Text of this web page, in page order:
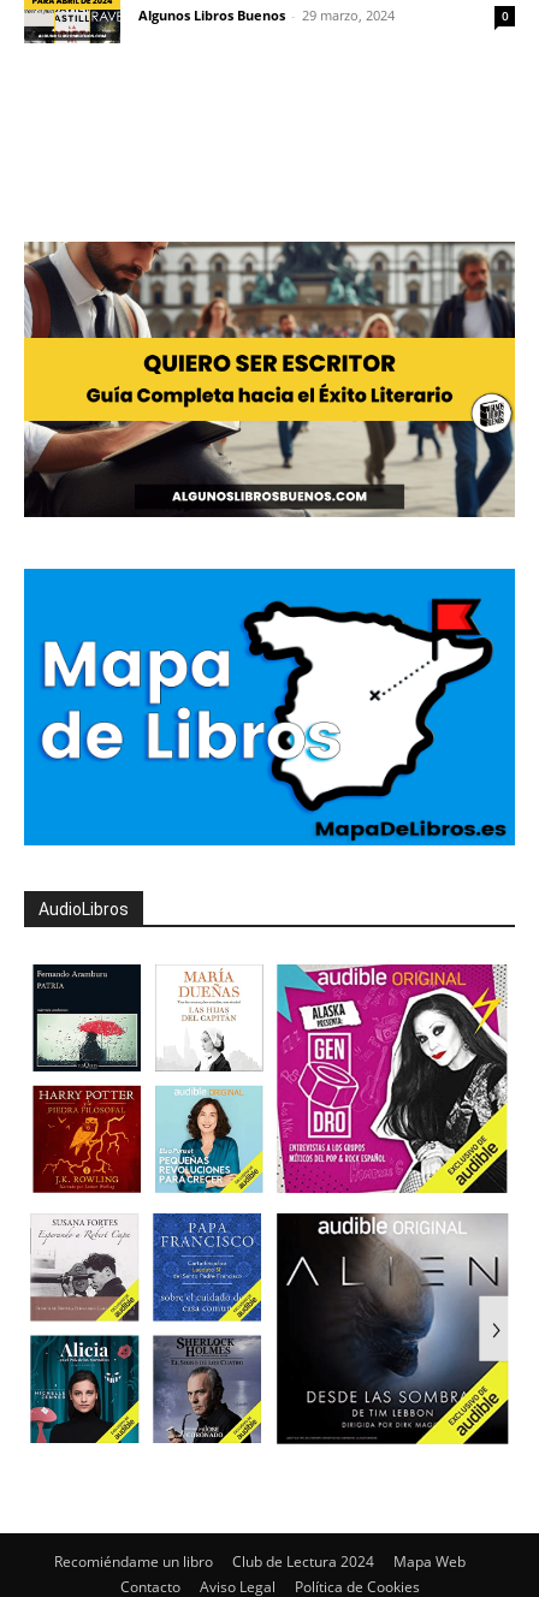
Algunos Libros Buenos - 29 marzo, 2024 0
AudioLibros
Recomiéndame un libro Club de Lectura 2024
Mapa Web
Contacto
Aviso Legal Política de Cookies